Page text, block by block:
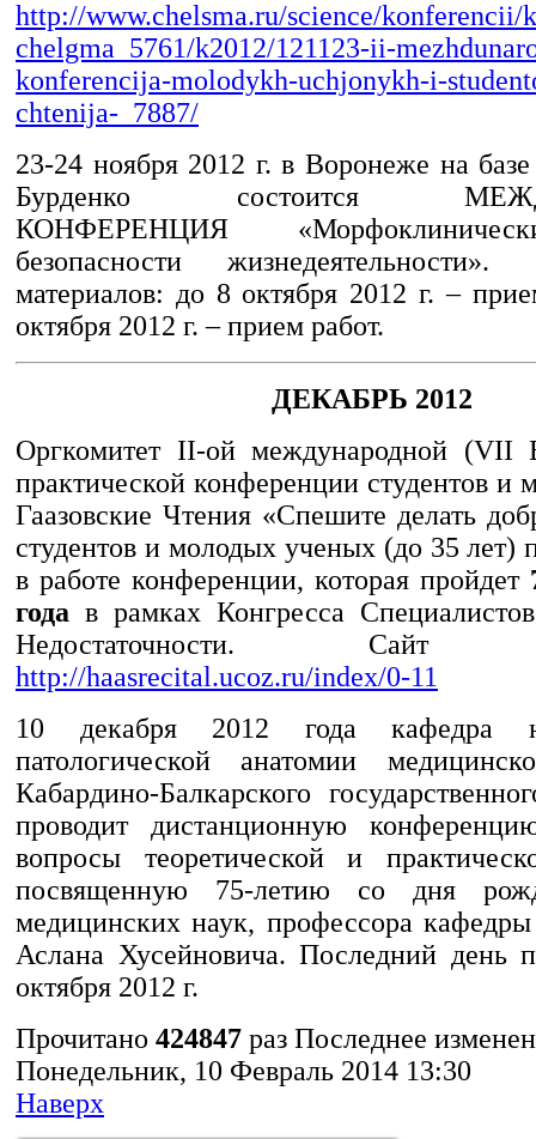
http://www.chelsma.ru/science/konferencii/
chelgma_5761/k2012/121123-ii-
konferencija-molodykh-uchjonykh-i-
chtenija-_7887/
23-24 ноября 2012 г. в Воронеже на
Бурденко состоится
КОНФЕРЕНЦИЯ
безопасности
материалов: до 8 октября 2012 г. –
октября 2012 г. – прием работ.
ДЕКАБРЬ 2012
Оргкомитет II-ой международной (VII
практической конференции студентов и
Гаазовские Чтения «Спешите делать
студентов и молодых ученых (до 35 лет)
в работе конференции, которая пройдет
года в рамках Конгресса
Недостаточности. Сайт
http://haasrecital.ucoz.ru/index/0-11
10 декабря 2012 года кафедра
патологической анатомии
Кабардино-Балкарского
проводит дистанционную
вопросы теоретической и
посвященную 75-летию со дня
медицинских наук, профессора кафедры
Аслана Хусейновича. Последний день
октября 2012 г.
Прочитано 424847 раз Последнее
Понедельник, 10 Февраль 2014 13:30
Наверх